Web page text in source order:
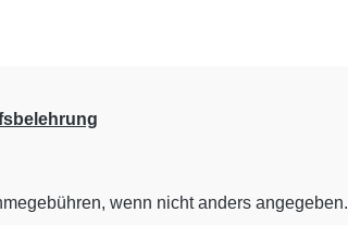
wenn nicht anders angegeben.